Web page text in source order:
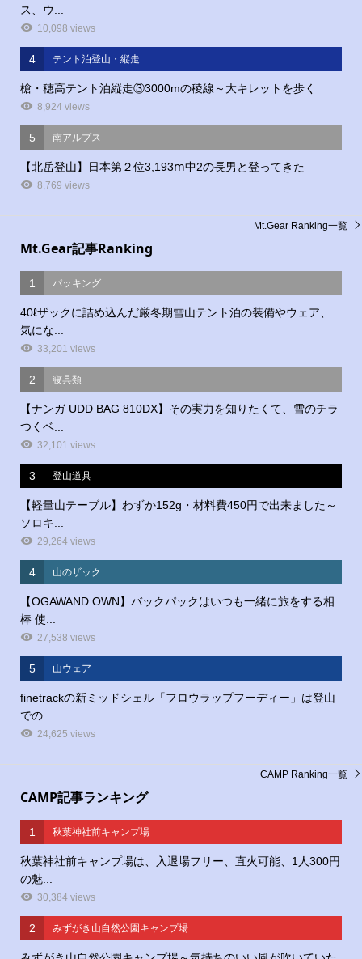
ス、ウ...
10,098 views
4 テント泊登山・縦走
槍・穂高テント泊縦走③3000mの稜線～大キレットを歩く
8,924 views
5 南アルプス
【北岳登山】日本第２位3,193ⅿ中2の長男と登ってきた
8,769 views
Mt.Gear記事Ranking
1 パッキング
40ℓザックに詰め込んだ厳冬期雪山テント泊の装備やウェア、
気にな...
33,201 views
2 寝具類
【ナンガ UDD BAG 810DX】その実力を知りたくて、雪のチラ
つくベ...
32,101 views
3 登山道具
【軽量山テーブル】わずか152g・材料費450円で出来ました～
ソロキ...
29,264 views
4 山のザック
【OGAWAND OWN】バックパックはいつも一緒に旅をする相
棒 使...
27,538 views
5 山ウェア
finetrackの新ミッドシェル「フロウラップフーディー」は登山
での...
24,625 views
Mt.Gear Ranking一覧
CAMP記事ランキング
1 秋葉神社前キャンプ場
秋葉神社前キャンプ場は、入退場フリー、直火可能、1人300円
の魅...
30,384 views
2 みずがき山自然公園キャンプ場
CAMP Ranking一覧